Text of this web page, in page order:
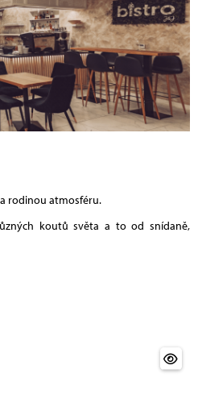
rodinou atmosféru.
koutů světa a to od snídaně,